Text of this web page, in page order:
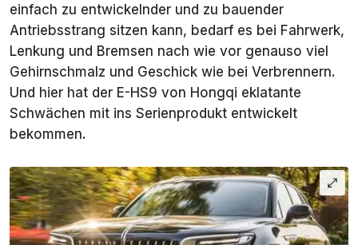
einfach zu entwickelnder und zu bauender
Antriebsstrang sitzen kann, bedarf es bei Fahrwerk,
Lenkung und Bremsen nach wie vor genauso viel
Gehirnschmalz und Geschick wie bei Verbrennern.
Und hier hat der E-HS9 von Hongqi eklatante
Schwächen mit ins Serienprodukt entwickelt
bekommen.